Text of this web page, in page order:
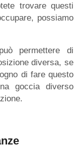
trovare questi
possiamo
permettere di
diversa, se
di fare questo
goccia diverso